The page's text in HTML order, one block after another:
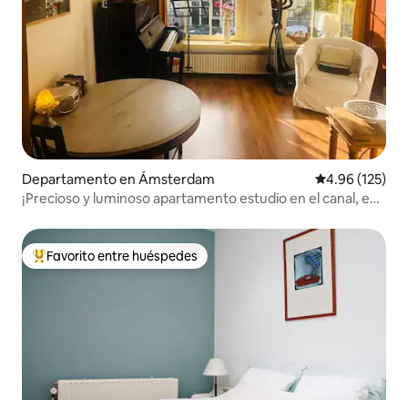
Departamento en Ámsterdam Calificación
4.96 (125)
¡Precioso y luminoso apartamento estudio en el canal, en
De los mejores en Favorito entre huéspedes
Favorito entre huéspedes